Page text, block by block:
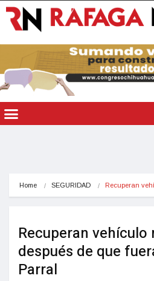
Home SEGURIDAD Recuperan
Recuperan
después de que
Parral